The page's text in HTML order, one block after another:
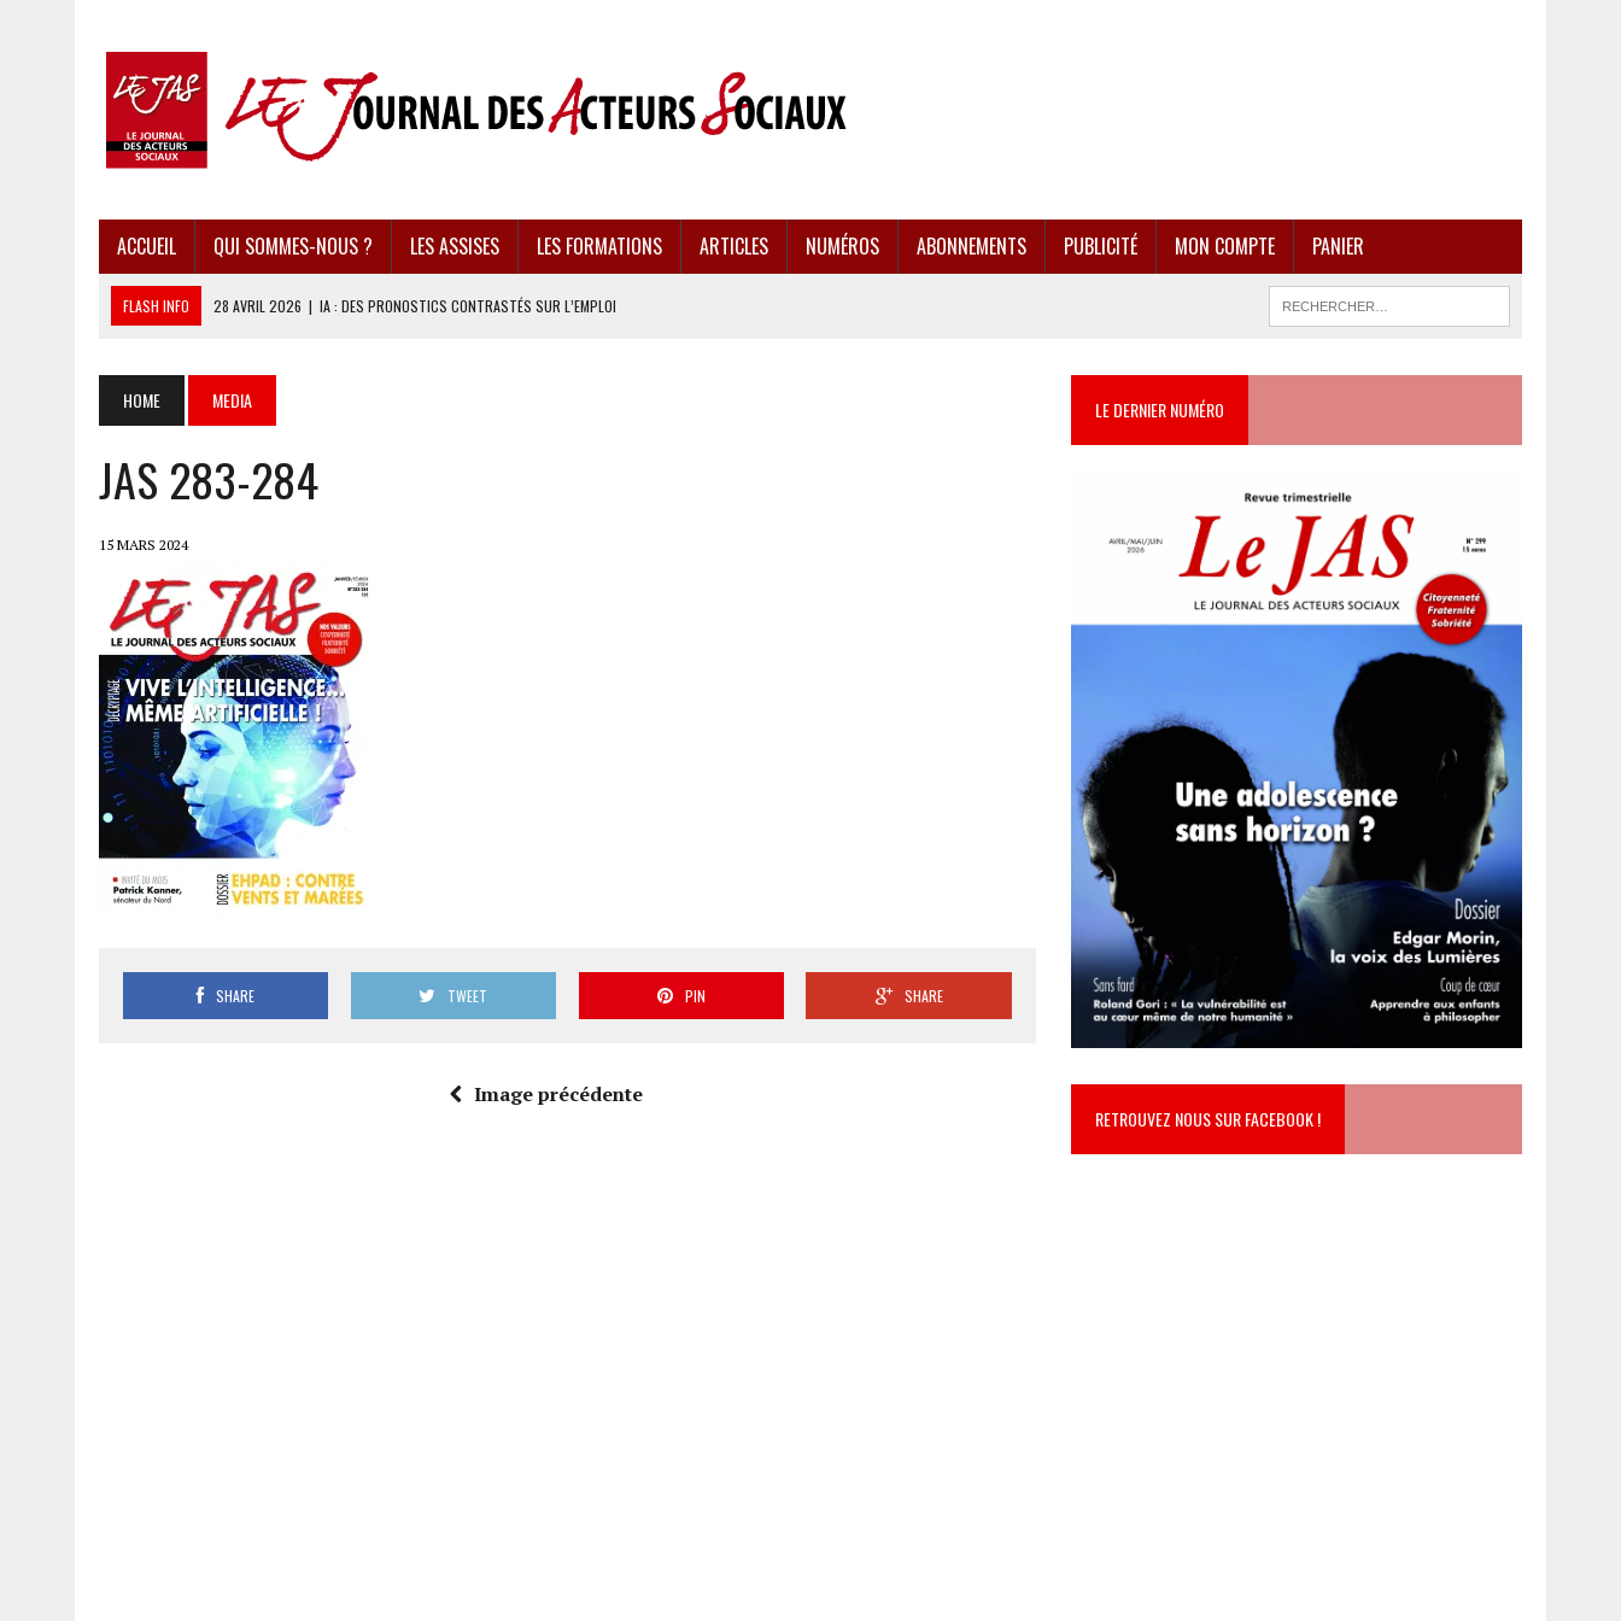
ACCUEIL QUI SOMMES-NOUS ? LES ASSISES LES FORMATIONS ARTICLES NUMÉROS ABONNEMENTS PUBLICITÉ MON COMPTE PANIER
FLASH INFO 28 AVRIL 2026 | IA : DES PRONOSTICS CONTRASTÉS SUR L’EMPLOI
28 AVRIL 2026 | PRESSE D’INFORMATION : UNE ÉCONOMIE DANGEREUSEMENT FRAGILISÉE
28 AVRIL 2026 | CARAÏBES : LES RÉCIFS CORALLIENS AU BORD DE L’EFFONDREMENT
HOME MEDIA
JAS 283-284
15 MARS 2024
SHARE TWEET PIN SHARE
Image précédente
LE DERNIER NUMÉRO
RETROUVEZ NOUS SUR FACEBOOK !